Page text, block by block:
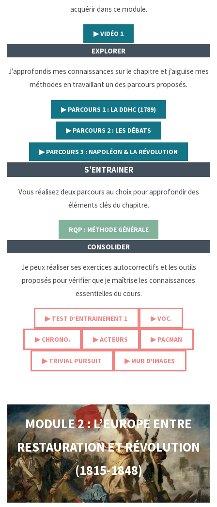
acquérir dans ce module.
▶︎ VIDÉO 1
EXPLORER
J’approfondis mes connaissances sur le chapitre et j’aiguise mes
méthodes en travaillant un des parcours proposés.
▶︎ PARCOURS 1 : LA DDHC (1789)
▶︎ PARCOURS 2 : LES DÉBATS
▶︎ PARCOURS 3 : NAPOLÉON & LA RÉVOLUTION
S’ENTRAINER
Vous réalisez deux parcours au choix pour approfondir des
éléments clés du chapitre.
RQP : MÉTHODE GÉNÉRALE
CONSOLIDER
Je peux réaliser ses exercices autocorrectifs et les outils
proposés pour vérifier que je maîtrise les connaissances
essentielles du cours.
▶︎ TEST D’ENTRAINEMENT 1 ▶︎ VOC.
▶︎ CHRONO. ▶︎ ACTEURS ▶︎ PACMAN
▶︎ TRIVIAL PURSUIT ▶︎ MUR D’IMAGES
MODULE 2 : L’EUROPE ENTRE
RESTAURATION ET RÉVOLUTION
(1815-1848)